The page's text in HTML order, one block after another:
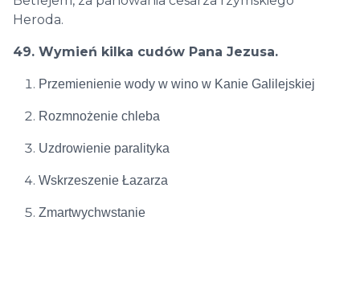
Heroda.
49. Wymień kilka cudów Pana Jezusa.
Przemienienie wody w wino w Kanie Galilejskiej
Rozmnożenie chleba
Uzdrowienie paralityka
Wskrzeszenie Łazarza
Zmartwychwstanie